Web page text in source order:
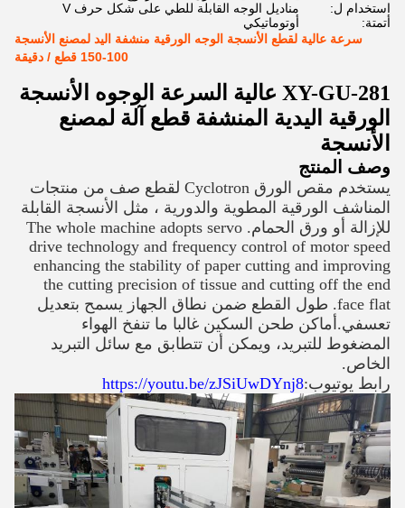
استخدام ل:
مناديل الوجه القابلة للطي على شكل حرف V
أتمتة:
أوتوماتيكي
سرعة عالية لقطع الأنسجة الوجه الورقية منشفة اليد لمصنع الأنسجة
100-150 قطع / دقيقة
XY-GU-281 عالية السرعة الوجوه الأنسجة
الورقية اليدية المنشفة قطع آلة لمصنع
الأنسجة
وصف المنتج
يستخدم مقص الورق Cyclotron لقطع صف من منتجات
المناشف الورقية المطوية والدورية ، مثل الأنسجة القابلة
للإزالة أو ورق الحمام. The whole machine adopts servo
drive technology and frequency control of motor speed
enhancing the stability of paper cutting and improving
the cutting precision of tissue and cutting off the end
face flat. طول القطع ضمن نطاق الجهاز يسمح بتعديل
تعسفي.أماكن طحن السكين غالبا ما تنفخ الهواء
المضغوط للتبريد، ويمكن أن تتطابق مع سائل التبريد
الخاص.
رابط يوتيوب:https://youtu.be/zJSiUwDYnj8